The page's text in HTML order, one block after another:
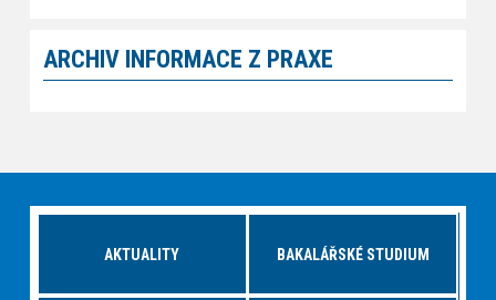
ARCHIV INFORMACE Z PRAXE
AKTUALITY BAKALÁŘSKÉ STUDIUM